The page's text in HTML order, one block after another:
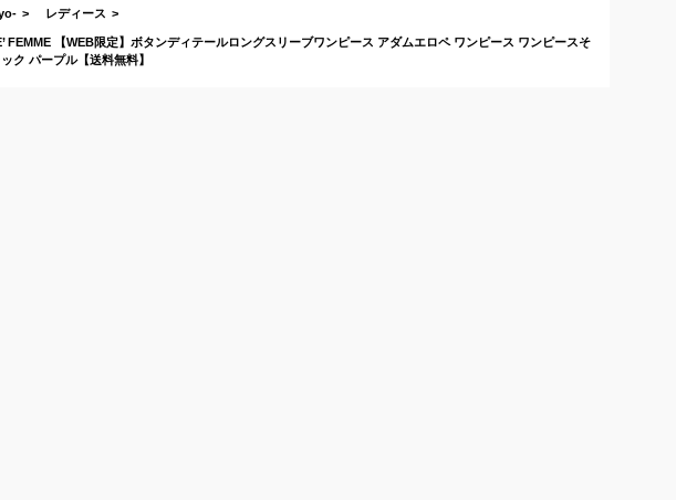
レディース
FEMME 【WEB限定】ボタンディテールロングスリーブワンピース アダムエロペ ワンピース ワンピースそ
ク パープル【送料無料】